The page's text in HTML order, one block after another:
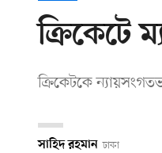
ক্রিকেটে
ক্রিকেটকে
সাহিদ রহমান ঢাকা